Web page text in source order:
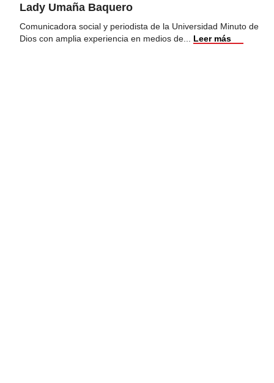
Lady Umaña Baquero
Comunicadora social y periodista de la Universidad Minuto de
Dios con amplia experiencia en medios de
Leer más